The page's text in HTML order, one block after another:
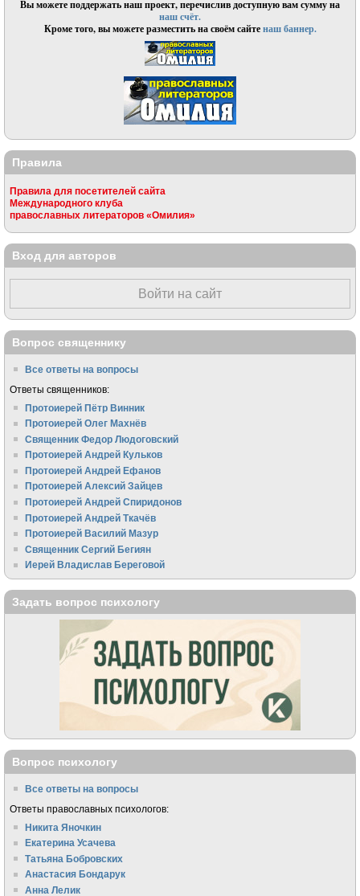
Вы можете поддержать наш проект, перечислив доступную вам сумму на
наш счёт.
Кроме того, вы можете разместить на своём сайтенаш баннер.
Правила
Правила для посетителей сайта
Международного клуба
православных литераторов «Омилия»
Вход для авторов
Войти на сайт
Вопрос священнику
Все ответы на вопросы
Ответы священников:
Протоиерей Пётр Винник
Протоиерей Олег Махнёв
Священник Федор Людоговский
Протоиерей Андрей Кульков
Протоиерей Андрей Ефанов
Протоиерей Алексий Зайцев
Протоиерей Андрей Спиридонов
Протоиерей Андрей Ткачёв
Протоиерей Василий Мазур
Священник Сергий Бегиян
Иерей Владислав Береговой
Задать вопрос психологу
Вопрос психологу
Все ответы на вопросы
Ответы православных психологов:
Никита Яночкин
Екатерина Усачева
Татьяна Бобровских
Анастасия Бондарук
Анна Лелик